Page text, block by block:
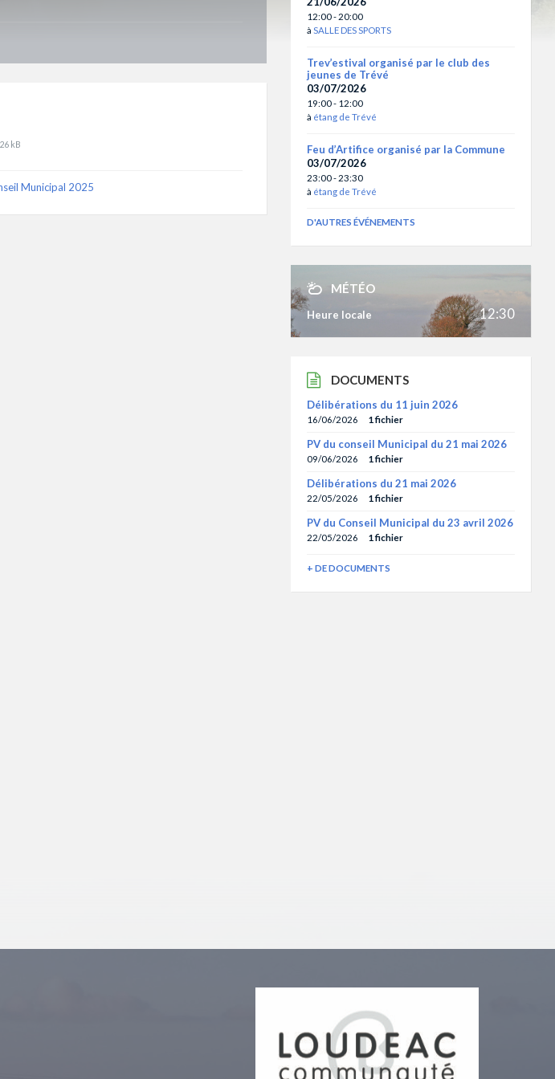
kB
Municipal 2025
12:00 - 20:00
àSALLE DES SPORTS
Trev’estival organisé par le club des
jeunes de Trévé
03/07/2026
19:00 - 12:00
à étang de Trévé
Feu d’Artifice organisé par la Commune
03/07/2026
23:00 - 23:30
à étang de Trévé
D'AUTRES ÉVÉNEMENTS
MÉTÉO
Heure locale 12:30
DOCUMENTS
Délibérations du 11 juin 2026
16/06/2026 1 fichier
PV du conseil Municipal du 21 mai 2026
09/06/2026 1 fichier
Délibérations du 21 mai 2026
22/05/2026 1 fichier
PV du Conseil Municipal du 23 avril 2026
22/05/2026 1 fichier
+ DE DOCUMENTS